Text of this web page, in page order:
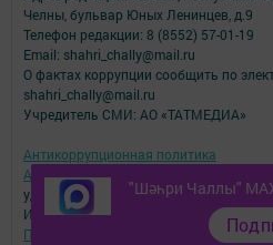
"Шәһри Чаллы"
Челны, бульвар Юных Ленинцев, д.9
Телефон редакции: 8 (8552) 57-01-19
Email: shahri_chally@mail.ru
О фактах коррупции сообщить по
shahri_chally@mail.ru
Учредитель СМИ: АО «ТАТМЕДИА»
Антикоррупционная политика
АО «ТАТМЕДИА» использует «cookie»
удобства пользователей сайтом.
Использование «cookie» можно
Политика конфиденциальности